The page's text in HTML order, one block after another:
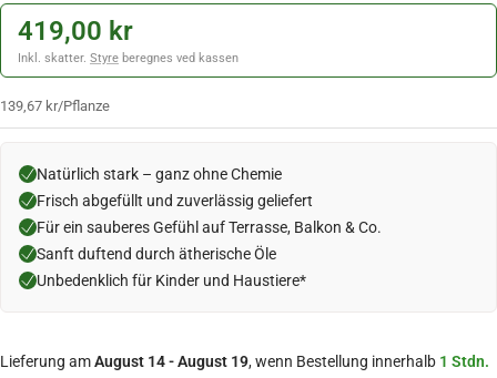
419,00 kr
Inkl. skatter. Styre beregnes ved kassen
139,67 kr/Pflanze
Natürlich stark – ganz ohne Chemie
Frisch abgefüllt und zuverlässig geliefert
Für ein sauberes Gefühl auf Terrasse, Balkon & Co.
Sanft duftend durch ätherische Öle
Unbedenklich für Kinder und Haustiere*
Lieferung amAugust 14 - August 19, wenn Bestellung innerhalb 1 Stdn.